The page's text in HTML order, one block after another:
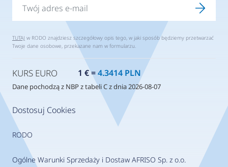
Dostosuj Cookies
RODO
Ogólne Warunki Sprzedaży i Dostaw AFRISO Sp. z o.o.
TUTAJ w RODO znajdziesz szczegółowy opis tego, w jaki sposób będziemy przetwarzać
Twoje dane osobowe, przekazane nam w formularzu.
KURS EURO 1 € =4.3414 PLN
Dane pochodzą z NBP z tabeli C z dnia 2026-08-07